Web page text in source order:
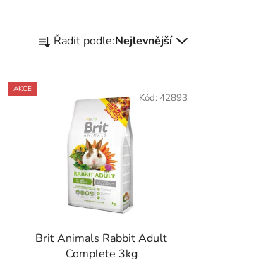
a
k
Řadit podle:Nejlevnější
AKCE
Brit Animals Rabbit Adult
Complete 3kg
Kód: 42893